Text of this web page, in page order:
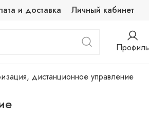
и доставка Личный кабинет
Профиль
дистанционное управление